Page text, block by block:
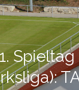
Spieltag